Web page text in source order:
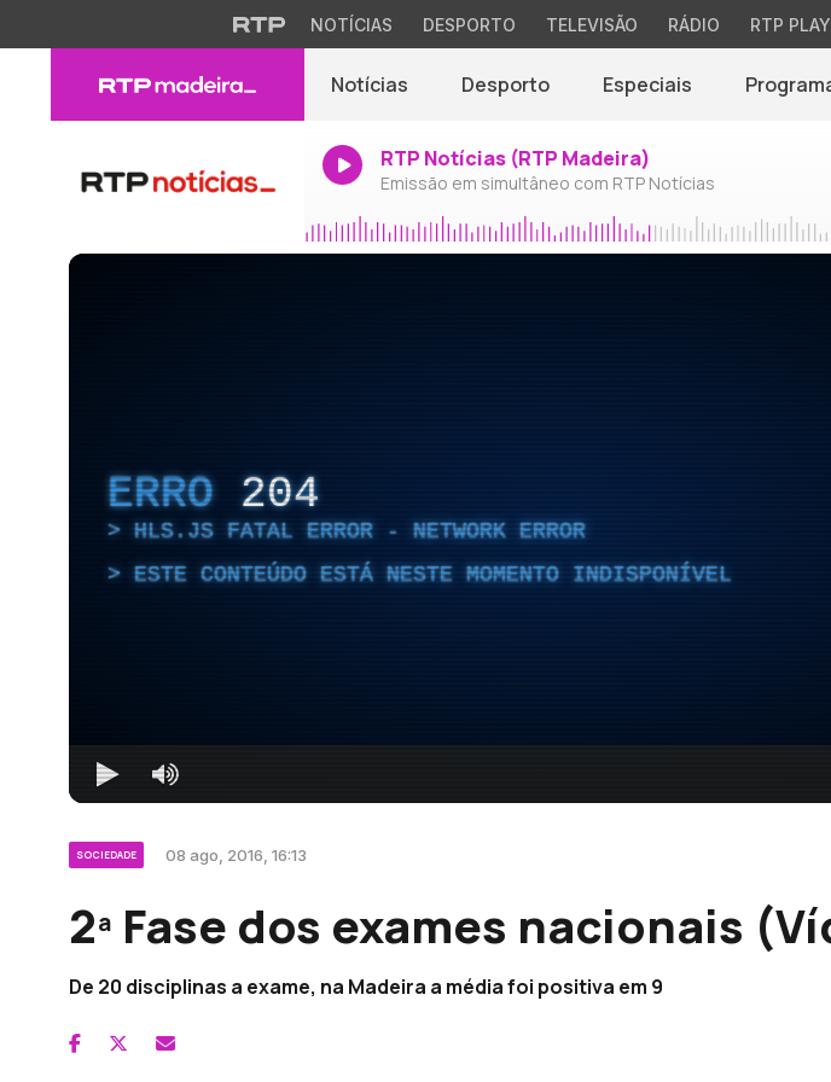
NOTÍCIAS DESPORTO TELEVISÃO RÁDIO RTP PLAY
Notícias Desporto Especiais
RTP Notícias (RTP Madeira)
Emissão em simultâneo com RTP Notícias
ERRO 204
HLS.JS FATAL ERROR - NETWORK ERROR
ESTE CONTEÚDO ESTÁ NESTE MOMENTO INDISPONÍVEL
SOCIEDADE 08 ago, 2016, 16:13
2ª Fase dos exames nacionais
De 20 disciplinas a exame, na Madeira a média foi positiva em 9